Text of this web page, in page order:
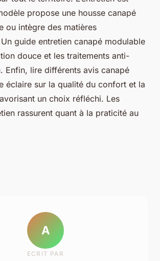
propose une housse canapé
ou intègre des matières
guide entretien canapé modulable
douce et les traitements anti-
Enfin, lire différents avis canapé
éclaire sur la qualité du confort et la
un choix réfléchi. Les
rassurent quant à la praticité au
A
ECRIT PAR